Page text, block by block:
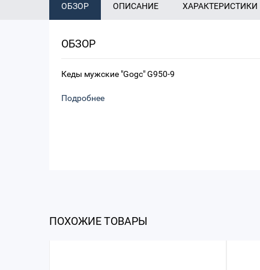
ОБЗОР ОПИСАНИЕ ХАРАКТЕРИСТИКИ
ОБЗОР
Кеды мужские "Gogc" G950-9
Подробнее
ПОХОЖИЕ ТОВАРЫ